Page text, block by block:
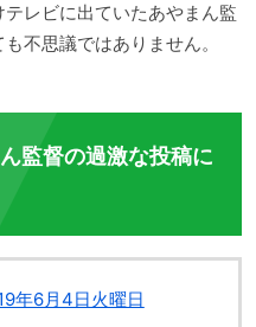
レビに出ていたあやまん監
不思議ではありません。
監督の過激な投稿に
年6月4日火曜日